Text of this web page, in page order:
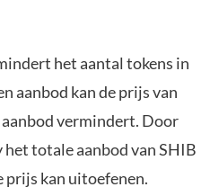
het aantal tokens in
aanbod kan de prijs van
vermindert. Door
totale aanbod van SHIB
prijs kan uitoefenen.